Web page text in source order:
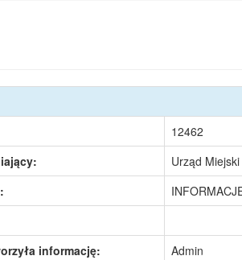
12462
Urząd
informację:
Admin